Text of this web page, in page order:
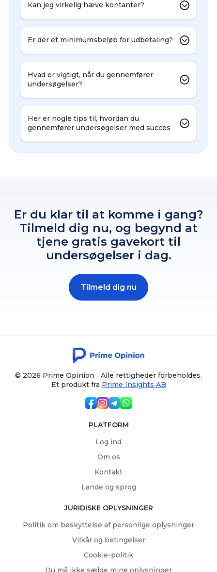
Kan jeg virkelig hæve kontanter?
Er der et minimumsbeløb for udbetaling?
Hvad er vigtigt, når du gennemfører
undersøgelser?
Her er nogle tips til, hvordan du
gennemfører undersøgelser med succes
Er du klar til at komme i gang?
Tilmeld dig nu, og begynd at
tjene gratis gavekort til
undersøgelser i dag.
Tilmeld dig nu
© 2026 Prime Opinion ‐ Alle rettigheder forbeholdes.
Et produkt fra Prime Insights AB
PLATFORM
Log ind
Om os
Kontakt
Lande og sprog
JURIDISKE OPLYSNINGER
Politik om beskyttelse af personlige oplysninger
Vilkår og betingelser
Cookie-politik
Du må ikke sælge mine oplysninger